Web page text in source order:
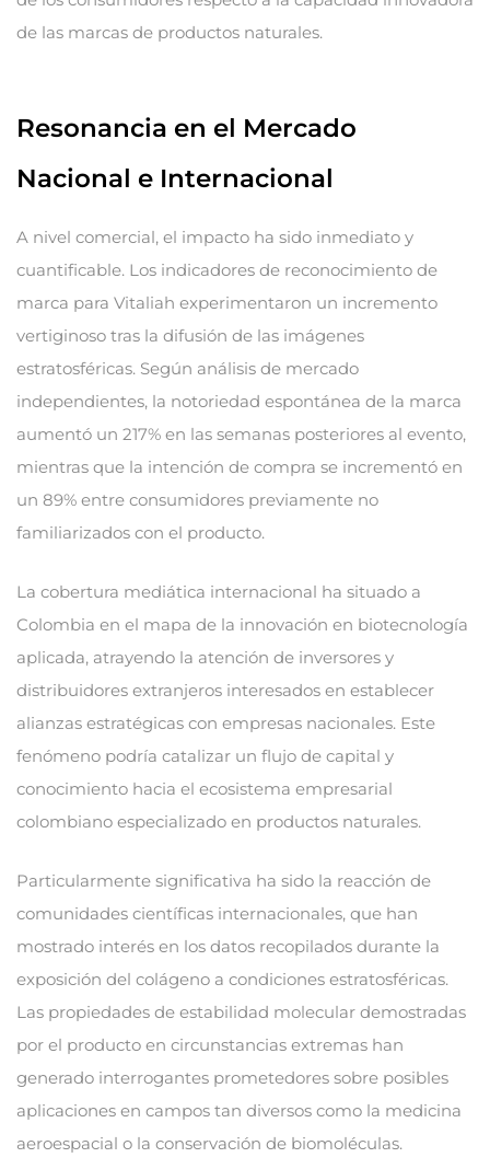
de las marcas de productos naturales.
Resonancia en el Mercado
Nacional e Internacional
A nivel comercial, el impacto ha sido inmediato y
cuantificable. Los indicadores de reconocimiento de
marca para Vitaliah experimentaron un incremento
vertiginoso tras la difusión de las imágenes
estratosféricas. Según análisis de mercado
independientes, la notoriedad espontánea de la marca
aumentó un 217% en las semanas posteriores al evento,
mientras que la intención de compra se incrementó en
un 89% entre consumidores previamente no
familiarizados con el producto.
La cobertura mediática internacional ha situado a
Colombia en el mapa de la innovación en biotecnología
aplicada, atrayendo la atención de inversores y
distribuidores extranjeros interesados en establecer
alianzas estratégicas con empresas nacionales. Este
fenómeno podría catalizar un flujo de capital y
conocimiento hacia el ecosistema empresarial
colombiano especializado en productos naturales.
Particularmente significativa ha sido la reacción de
comunidades científicas internacionales, que han
mostrado interés en los datos recopilados durante la
exposición del colágeno a condiciones estratosféricas.
Las propiedades de estabilidad molecular demostradas
por el producto en circunstancias extremas han
generado interrogantes prometedores sobre posibles
aplicaciones en campos tan diversos como la medicina
aeroespacial o la conservación de biomoléculas.